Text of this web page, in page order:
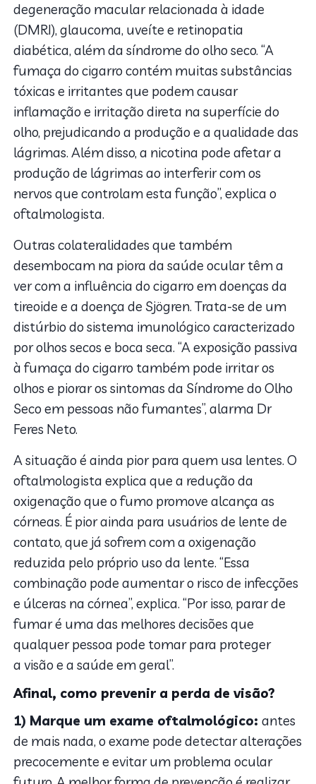
degeneração macular relacionada à idade
(DMRI), glaucoma, uveíte e retinopatia
diabética, além da síndrome do olho seco. “A
fumaça do cigarro contém muitas substâncias
tóxicas e irritantes que podem causar
inflamação e irritação direta na superfície do
olho, prejudicando a produção e a qualidade das
lágrimas. Além disso, a nicotina pode afetar a
produção de lágrimas ao interferir com os
nervos que controlam esta função”, explica o
oftalmologista.
Outras colateralidades que também
desembocam na piora da saúde ocular têm a
ver com a influência do cigarro em doenças da
tireoide e a doença de Sjögren. Trata-se de um
distúrbio do sistema imunológico caracterizado
por olhos secos e boca seca. “A exposição passiva
à fumaça do cigarro também pode irritar os
olhos e piorar os sintomas da Síndrome do Olho
Seco em pessoas não fumantes”, alarma Dr
Feres Neto.
A situação é ainda pior para quem usa lentes. O
oftalmologista explica que a redução da
oxigenação que o fumo promove alcança as
córneas. É pior ainda para usuários de lente de
contato, que já sofrem com a oxigenação
reduzida pelo próprio uso da lente. “Essa
combinação pode aumentar o risco de infecções
e úlceras na córnea”, explica. “Por isso, parar de
fumaré uma das melhores decisões que
qualquer pessoa pode tomar para proteger
avisão e a saúde em geral”.
Afinal, como prevenir a perda de visão?
1) Marque um exame oftalmológico:antes
de mais nada, o exame pode detectar alterações
precocemente e evitar um problema ocular